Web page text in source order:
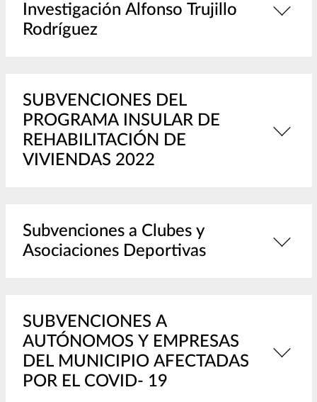
Investigación Alfonso Trujillo
Rodríguez
SUBVENCIONES DEL
PROGRAMA INSULAR DE
REHABILITACIÓN DE
VIVIENDAS 2022
Subvenciones a Clubes y
Asociaciones Deportivas
SUBVENCIONES A
AUTÓNOMOS Y EMPRESAS
DEL MUNICIPIO AFECTADAS
POR EL COVID- 19